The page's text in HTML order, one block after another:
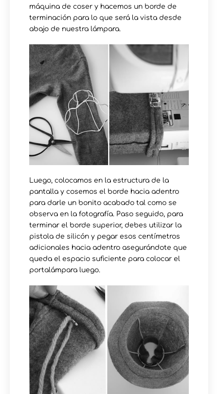
máquina de coser y hacemos un borde de
terminación para lo que será la vista desde
abajo de nuestra lámpara.
Luego, colocamos en la estructura de la
pantalla y cosemos el borde hacia adentro
para darle un bonito acabado tal como se
observa en la fotografía. Paso seguido, para
terminar el borde superior, debes utilizar la
pistola de silicón y pegar esos centímetros
adicionales hacia adentro asegurándote que
queda el espacio suficiente para colocar el
portalámpara luego.